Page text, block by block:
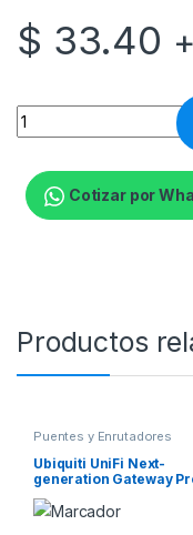
$ 33.40
Ubiquiti airCube
Cotizar por
Productos
Puentes y Enrutadores
Ubiquiti UniFi Next-
generation Gateway
Aparato de seguridad –
10GbE – 1U – montable